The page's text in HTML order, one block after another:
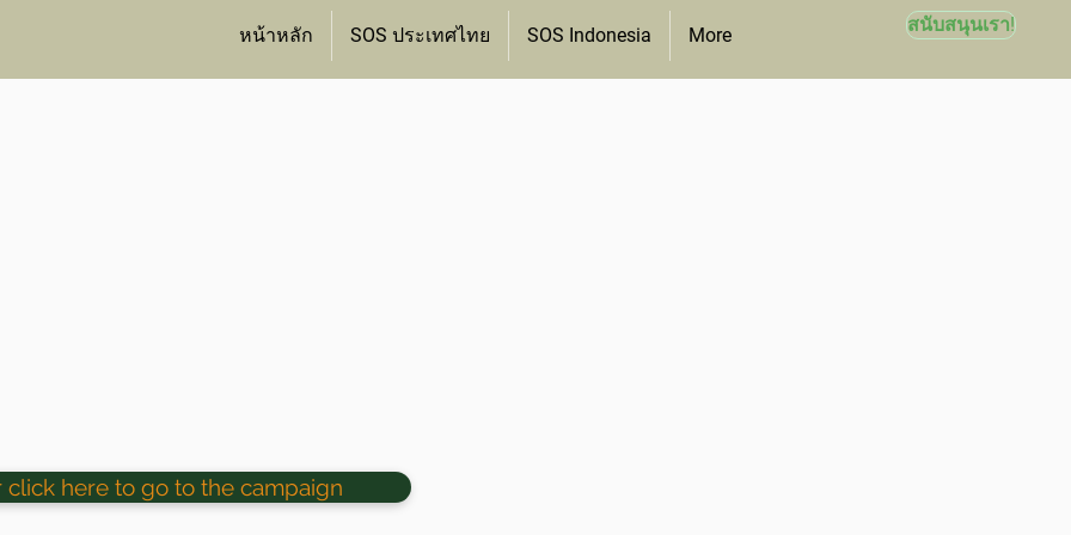
หน้าหลัก SOS ประเทศไทย SOS Indonesia More สนับสนุนเรา!
click here to go to the campaign